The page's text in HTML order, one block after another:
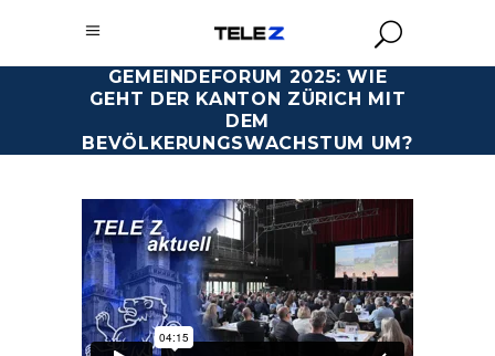
GEMEINDEFORUM 2025: WIE
GEHT DER KANTON ZÜRICH MIT
DEM
BEVÖLKERUNGSWACHSTUM UM?